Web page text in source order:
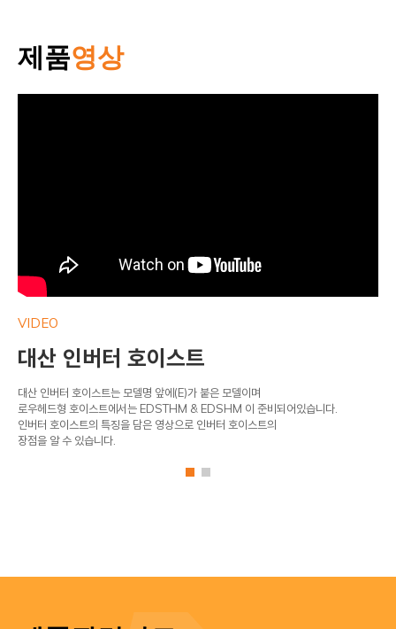
제품영상
VIDEO
대산 인버터 호이스트
대산 인버터 호이스트는 모델명 앞에(E)가 붙은 모델이며
로우헤드형 호이스트에서는 EDSTHM & EDSHM 이 준비되어있습니다.
인버터 호이스트의 특징을 담은 영상으로 인버터 호이스트의
장점을 알 수 있습니다.